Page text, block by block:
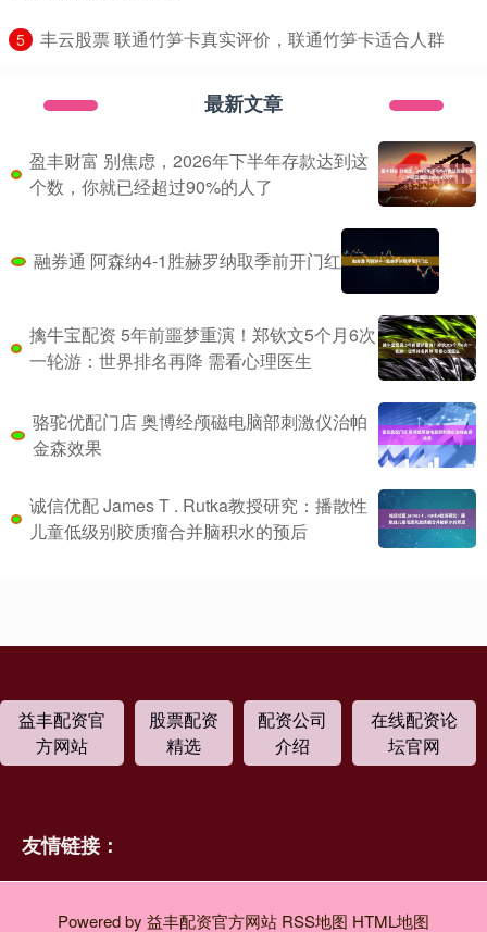
5 ​丰云股票 联通竹笋卡真实评价，联通竹笋卡适合人群
最新文章
盈丰财富 别焦虑，2026年下半年存款达到这
个数，你就已经超过90%的人了
融券通 阿森纳4-1胜赫罗纳取季前开门红
擒牛宝配资 5年前噩梦重演！郑钦文5个月6次
一轮游：世界排名再降 需看心理医生
骆驼优配门店 奥博经颅磁电脑部刺激仪治帕
金森效果
诚信优配 James T . Rutka教授研究：播散性
儿童低级别胶质瘤合并脑积水的预后
益丰配资官
方网站
股票配资
精选
配资公司
介绍
在线配资论
坛官网
友情链接：
Powered by 益丰配资官方网站 RSS地图 HTML地图